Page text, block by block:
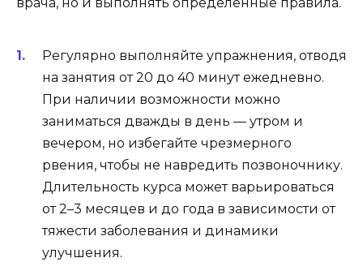
Регулярно выполняйте упражнения, отводя
на занятия от 20 до 40 минут ежедневно.
При наличии возможности можно
заниматься дважды в день — утром и
вечером, но избегайте чрезмерного
рвения, чтобы не навредить позвоночнику.
Длительность курса может варьироваться
от 2–3 месяцев и до года в зависимости от
тяжести заболевания и динамики
улучшения.